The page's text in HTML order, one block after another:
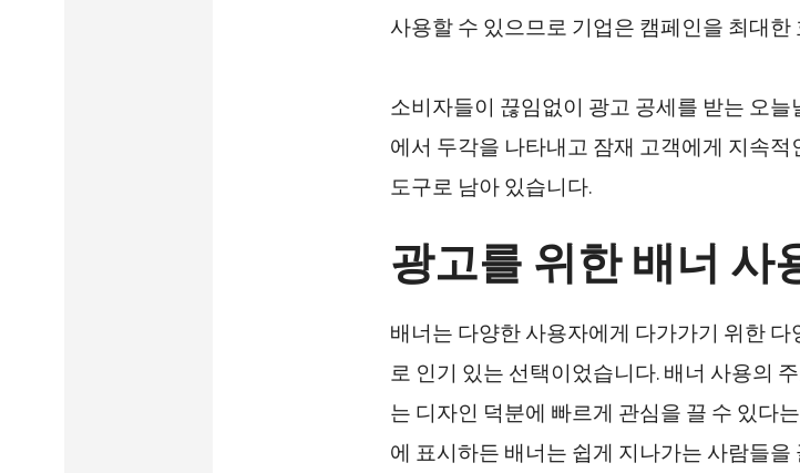
사용할 수 있으므로 기업은 캠페인을 최대
소비자들이 끊임없이 광고 공세를 받는 오
에서 두각을 나타내고 잠재 고객에게 지속
도구로 남아 있습니다.
광고를 위한 배너 사
배너는 다양한 사용자에게 다가가기 위한
로 인기 있는 선택이었습니다. 배너 사용의
는 디자인 덕분에 빠르게 관심을 끌 수 있다
에 표시하든 배너는 쉽게 지나가는 사람들